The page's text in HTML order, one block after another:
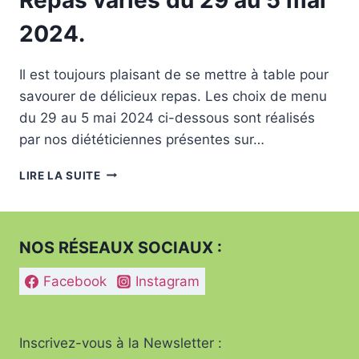
2024.
Il est toujours plaisant de se mettre à table pour
savourer de délicieux repas. Les choix de menu
du 29 au 5 mai 2024 ci-dessous sont réalisés
par nos diététiciennes présentes sur…
LIRE LA SUITEREPAS
AU
5
MAI
2024.
NOS RÉSEAUX SOCIAUX :
Facebook Instagram
Inscrivez-vous à la Newsletter :